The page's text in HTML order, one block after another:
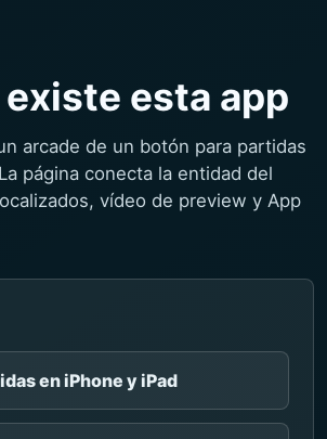
existe esta app
arcade de un botón para partidas
página conecta la entidad del
vídeo de preview y App
en iPhone y iPad